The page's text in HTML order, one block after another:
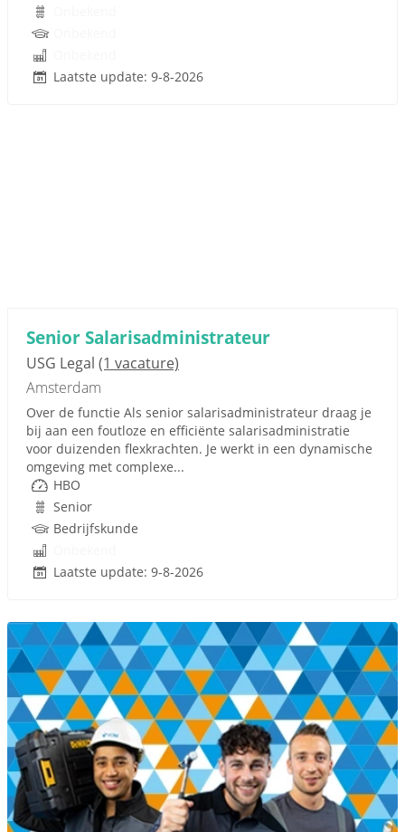
Laatste update: 9-8-2026
Senior Salarisadministrateur
USG Legal (1 vacature)
Amsterdam
Over de functie Als senior salarisadministrateur draag je
bij aan een foutloze en efficiënte salarisadministratie
voor duizenden flexkrachten. Je werkt in een dynamische
omgeving met complexe...
HBO
Senior
Bedrijfskunde
Laatste update: 9-8-2026